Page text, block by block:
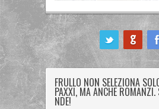
FRULLO NON SELEZIONA
PAXXI, MA ANCHE ROMANZI.
NDE!